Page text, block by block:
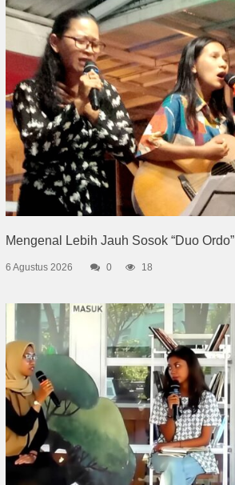
Mengenal Lebih Jauh Sosok “Duo Ordo”
6 Agustus 2026 0 18